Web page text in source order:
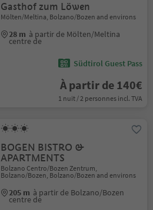
Gasthof zum Löwen
Mölten/Meltina, Bolzano/Bozen and environs
28 m à partir de Mölten/Meltina
centre de
Südtirol Guest Pass
À partir de 140€
1 nuit / 2 personnes incl. TVA
BOGEN BISTRO &
APARTMENTS
Bolzano Centro/Bozen Zentrum,
Bolzano/Bozen, Bolzano/Bozen and environs
205 m à partir de Bolzano/Bozen
centre de